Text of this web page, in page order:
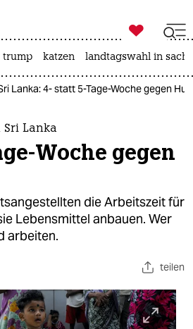
taz zahl ich
zahl ich

taz zahl ich
trump katzen landtagswahl in
Lanka: 4- statt 5-Tage-Woche gegen
Lanka
Woche gegen
die Arbeitszeit für
Lebensmittel anbauen. Wer
arbeiten.
teilen